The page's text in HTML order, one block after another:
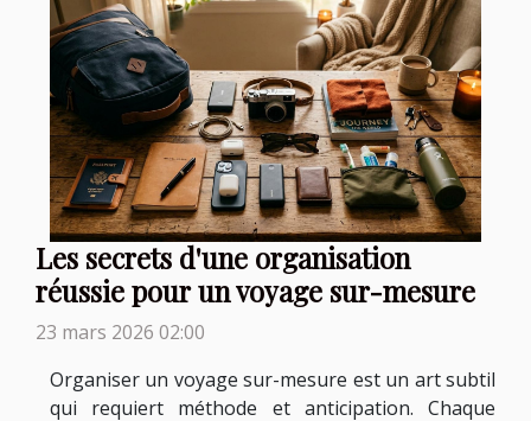
Les secrets d'une organisation
réussie pour un voyage sur-mesure
23 mars 2026 02:00
Organiser un voyage sur-mesure est un art subtil
qui requiert méthode et anticipation. Chaque